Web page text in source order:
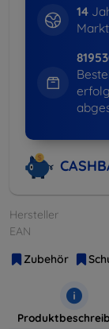
14
Markt
Hersteller
EAN
Zubehör